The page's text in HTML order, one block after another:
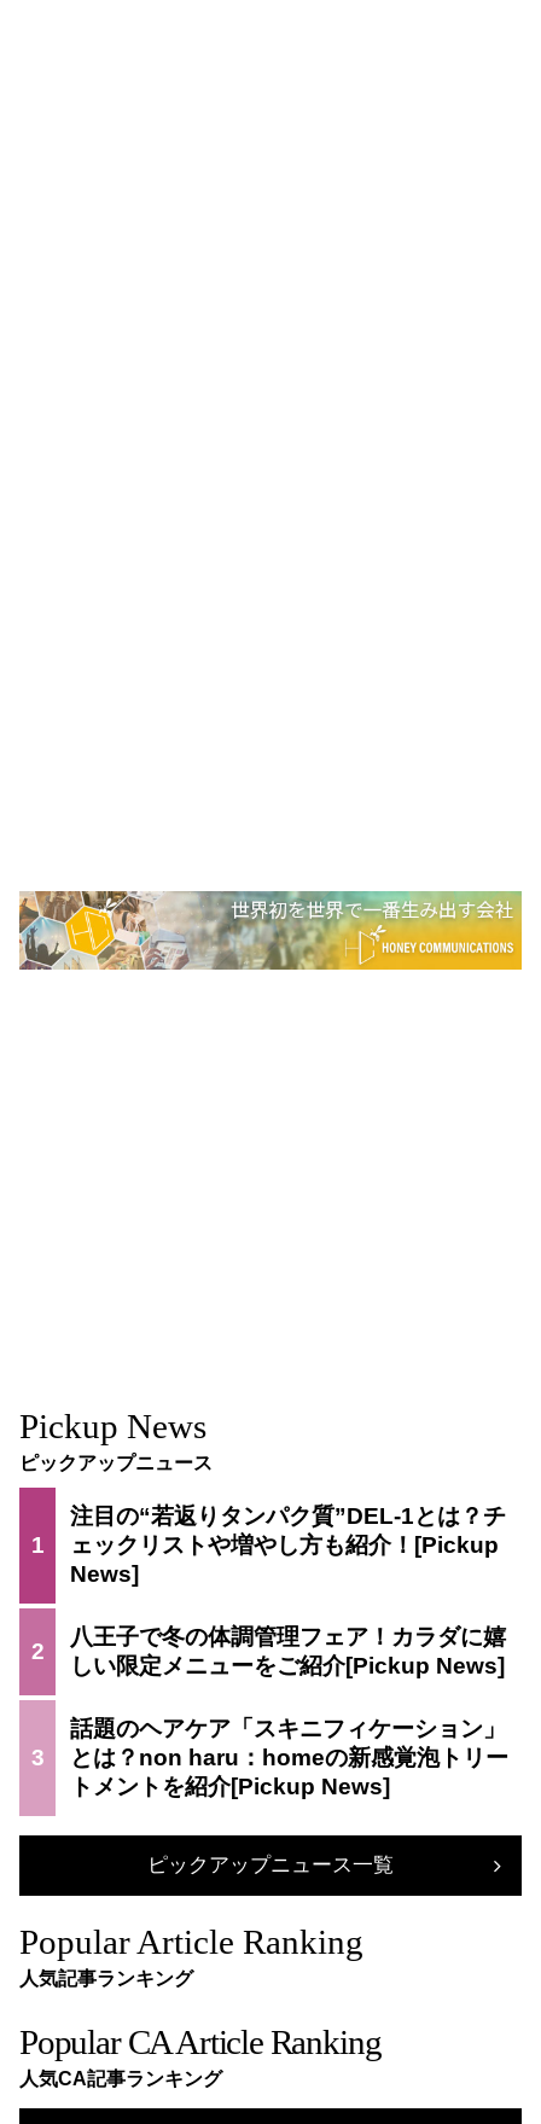
Pickup News
ピックアップニュース
1
注目の“若返りタンパク質”DEL-1とは？チ
ェックリストや増やし方も紹介！
2
八王子で冬の体調管理フェア！カラダに嬉
しい限定メニューをご紹介
3
話題のヘアケア「スキニフィケーション」
とは？non haru：homeの新感覚泡トリー
トメントを紹介
ピックアップニュース一覧
Popular Article Ranking
人気記事ランキング
Popular CA Article Ranking
人気CA記事ランキング